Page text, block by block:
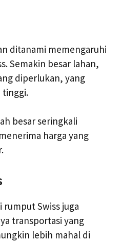
ditanami memengaruhi
Semakin besar lahan,
diperlukan, yang
tinggi.
besar seringkali
harga yang
Swiss juga
transportasi yang
lebih mahal di